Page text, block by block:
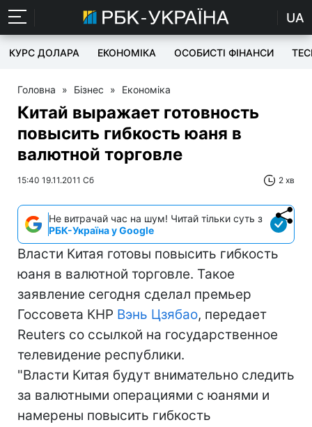
UA
КУРС ДОЛАРА ЕКОНОМІКА ОСОБИСТІ ФІНАНСИ
Головна » Бізнес » Економіка
Китай выражает готовность
повысить гибкость юаня в
валютной торговле
15:40 19.11.2011 Сб 2 хв
Не витрачай час на шум! Читай тільки суть з
РБК-Україна у Google
Власти Китая готовы повысить гибкость
юаня в валютной торговле. Такое
заявление сегодня сделал премьер
Госсовета КНР Вэнь Цзябао, передает
Reuters со ссылкой на государственное
телевидение республики.
"Власти Китая будут внимательно следить
за валютными операциями с юанями и
намерены повысить гибкость